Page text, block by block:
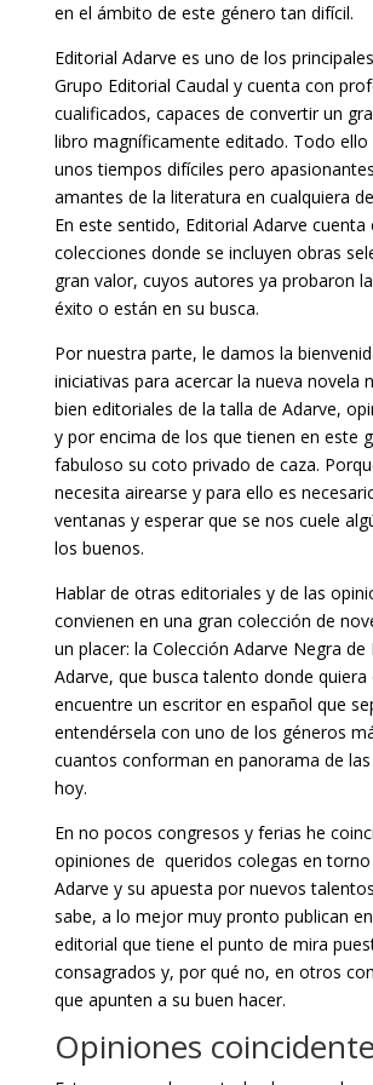
en el ámbito de este género tan difícil.
Editorial Adarve es uno de los
Grupo Editorial Caudal y cuenta con
cualificados, capaces de convertir un
libro magníficamente editado. Todo ello
unos tiempos difíciles pero
amantes de la literatura en cualquiera
En este sentido, Editorial Adarve
colecciones donde se incluyen obras
gran valor, cuyos autores ya probaron
éxito o están en su busca.
Por nuestra parte, le damos la
iniciativas para acercar la nueva novela
bien editoriales de la talla de Adarve,
y por encima de los que tienen en este
fabuloso su coto privado de caza.
necesita airearse y para ello es
ventanas y esperar que se nos cuele
los buenos.
Hablar de otras editoriales y de las
convienen en una gran colección de
un placer: la Colección Adarve Negra de
Adarve, que busca talento donde quiera
encuentre un escritor en español que
entendérsela con uno de los géneros
cuantos conforman en panorama de
hoy.
En no pocos congresos y ferias he
opiniones de queridos colegas en torno
Adarve y su apuesta por nuevos
sabe, a lo mejor muy pronto publican
editorial que tiene el punto de mira
consagrados y, por qué no, en otros
que apunten a su buen hacer.
Opiniones